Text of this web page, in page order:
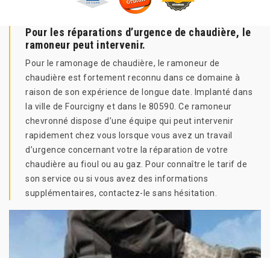
Pour les réparations d’urgence de chaudière, le
ramoneur peut intervenir.
Pour le ramonage de chaudière, le ramoneur de
chaudière est fortement reconnu dans ce domaine à
raison de son expérience de longue date. Implanté dans
la ville de Fourcigny et dans le 80590. Ce ramoneur
chevronné dispose d’une équipe qui peut intervenir
rapidement chez vous lorsque vous avez un travail
d’urgence concernant votre la réparation de votre
chaudière au fioul ou au gaz. Pour connaître le tarif de
son service ou si vous avez des informations
supplémentaires, contactez-le sans hésitation.